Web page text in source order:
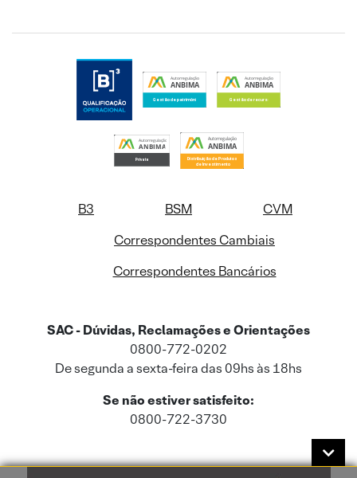
B3 BSM
CVM
Correspondentes Cambiais
Correspondentes Bancários
SAC - Dúvidas, Reclamações e Orientações
0800-772-0202
De segunda a sexta-feira das 09hs às 18hs
Se não estiver satisfeito:
0800-722-3730